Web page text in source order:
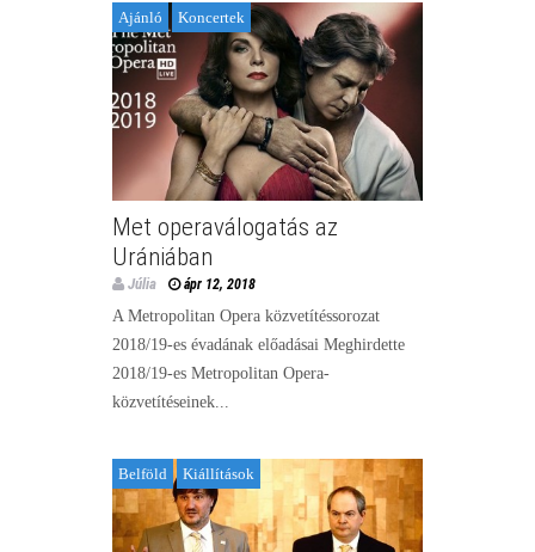
Ajánló Koncertek
Met operaválogatás az
Urániában
Júlia ápr 12, 2018
A Metropolitan Opera közvetítéssorozat
2018/19-es évadának előadásai Meghirdette
2018/19-es Metropolitan Opera-
közvetítéseinek...
Belföld Kiállítások